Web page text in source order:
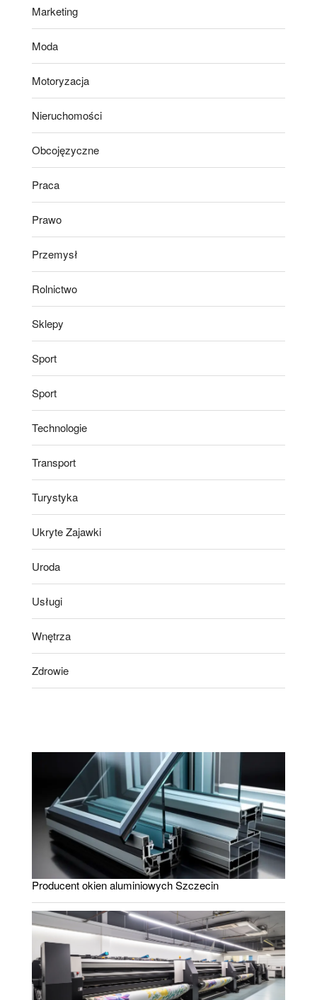
Marketing
Moda
Motoryzacja
Nieruchomości
Obcojęzyczne
Praca
Prawo
Przemysł
Rolnictwo
Sklepy
Sport
Sport
Technologie
Transport
Turystyka
Ukryte Zajawki
Uroda
Usługi
Wnętrza
Zdrowie
Producent okien aluminiowych Szczecin